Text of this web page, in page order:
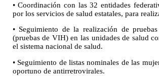
• Coordinación con las 32 entidades
por los servicios de salud estatales, para
• Seguimiento de la realización de
(pruebas de VIH) en las unidades de salud
el sistema nacional de salud.
• Seguimiento de listas nominales de las
oportuno de antirretrovirales.